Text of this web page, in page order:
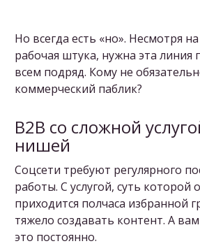
Но всегда есть «но». Несмотря
рабочая штука, нужна эта линия
всем подряд. Кому не
коммерческий паблик?
B2B со сложной
нишей
Соцсети требуют регулярного
работы. С услугой, суть которой
приходится полчаса избранной
тяжело создавать контент. А
это постоянно.